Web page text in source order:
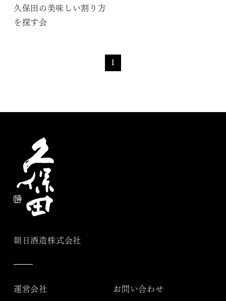
久保田の美味しい割り方
を探す会
1
朝日酒造株式会社
運営会社 お問い合わせ